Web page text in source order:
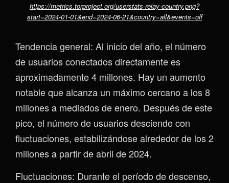
https://metrics.torproject.org/userstats-relay-country.png?
start=2024-01-01&end=2024-06-21&country=all&events=off
Tendencia general: Al inicio del año, el número
de usuarios conectados directamente es
aproximadamente 4 millones. Hay un aumento
notable que alcanza un máximo cercano a los 8
millones a mediados de enero. Después de este
pico, el número de usuarios desciende con
fluctuaciones, estabilizándose alrededor de los 2
millones a partir de abril de 2024.
Fluctuaciones: Durante el período de descenso,